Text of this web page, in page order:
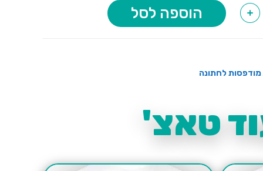
+ הוספה לסל
מודפסות לחתונה
טאצ'